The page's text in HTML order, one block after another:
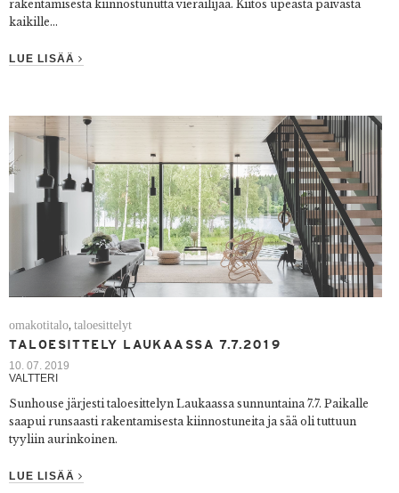
rakentamisesta kiinnostunutta vierailijaa. Kiitos upeasta päivästä
kaikille...
LUE LISÄÄ
omakotitalo,taloesittelyt
TALOESITTELY LAUKAASSA 7.7.2019
10. 07. 2019
VALTTERI
Sunhouse järjesti taloesittelyn Laukaassa sunnuntaina 7.7. Paikalle
saapui runsaasti rakentamisesta kiinnostuneita ja sää oli tuttuun
tyyliin aurinkoinen.
LUE LISÄÄ